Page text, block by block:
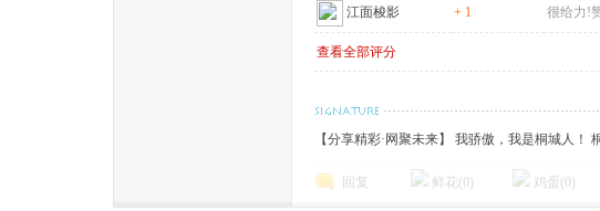
江面梭影 + 1 很给力!
查看全部评分
【分享精彩·网聚未来】 我骄傲，我是桐城人！
回复 鲜花( 0 ) 鸡蛋( 0 )